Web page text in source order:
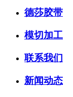
德莎胶带
模切加工
联系我们
新闻动态